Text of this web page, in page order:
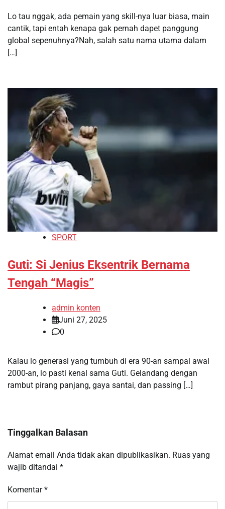
Lo tau nggak, ada pemain yang skill-nya luar biasa, main
cantik, tapi entah kenapa gak pernah dapet panggung
global sepenuhnya?Nah, salah satu nama utama dalam
[…]
SPORT
Guti: Si Jenius Eksentrik Bernama
Tengah “Magis”
admin konten
Juni 27, 2025
0
Kalau lo generasi yang tumbuh di era 90-an sampai awal
2000-an, lo pasti kenal sama Guti. Gelandang dengan
rambut pirang panjang, gaya santai, dan passing […]
Tinggalkan Balasan
Alamat email Anda tidak akan dipublikasikan. Ruas yang
wajib ditandai *
Komentar*